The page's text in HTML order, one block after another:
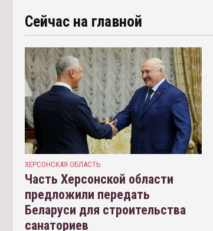
Сейчас на главной
ХЕРСОНСКАЯ ОБЛАСТЬ
Часть Херсонской области
предложили передать
Беларуси для строительства
санаториев